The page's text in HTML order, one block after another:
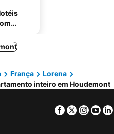
França
Lorena
inteiro em Houdemont
Facebook
Twitter